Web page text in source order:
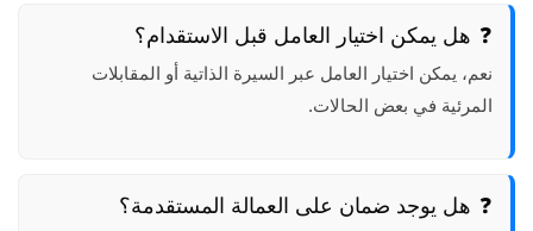
هل يمكن اختيار العامل قبل الاستقدام؟
نعم، يمكن اختيار العامل عبر السيرة الذاتية أو المقابلات
المرئية في بعض الحالات.
هل يوجد ضمان على العمالة المستقدمة؟